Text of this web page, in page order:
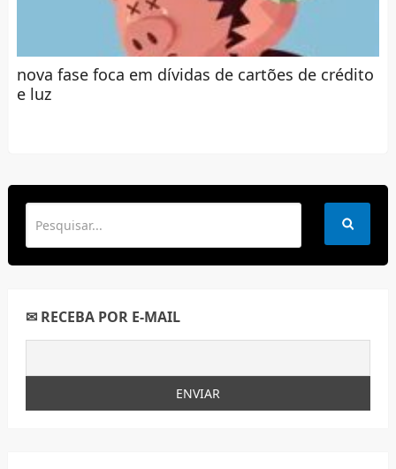
nova fase foca em dívidas de cartões de crédito
e luz
✉ RECEBA POR E-MAIL